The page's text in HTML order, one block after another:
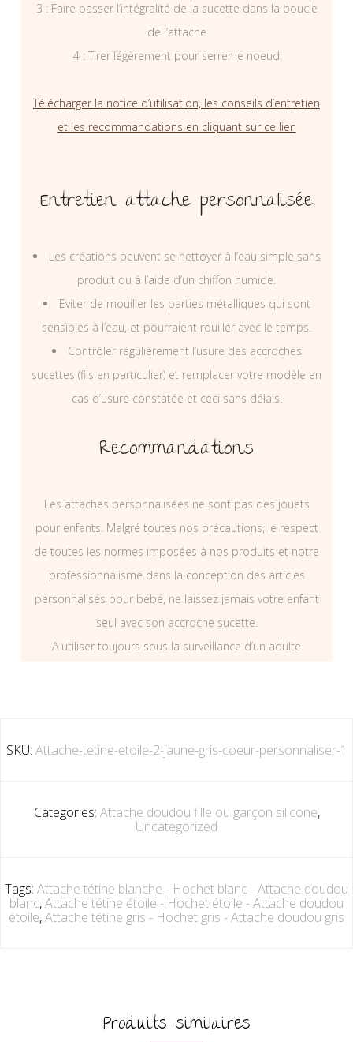
3 : Faire passer l’intégralité de la sucette dans la boucle
de l’attache
4 : Tirer légèrement pour serrer le noeud
Télécharger la notice d’utilisation, les conseils d’entretien
et les recommandations en cliquant sur ce lien
Entretien attache personnalisée
Les créations peuvent se nettoyer à l’eau simple sans
produit ou à l’aide d’un chiffon humide.
Eviter de mouiller les parties métalliques qui sont
sensibles à l’eau, et pourraient rouiller avec le temps.
Contrôler régulièrement l’usure des accroches
sucettes (fils en particulier) et remplacer votre modèle en
cas d’usure constatée et ceci sans délais.
Recommandations
Les attaches personnalisées ne sont pas des jouets
pour enfants. Malgré toutes nos précautions, le respect
de toutes les normes imposées à nos produits et notre
professionnalisme dans la conception des articles
personnalisés pour bébé, ne laissez jamais votre enfant
seul avec son accroche sucette.
A utiliser toujours sous la surveillance d’un adulte
SKU: Attache-tetine-etoile-2-jaune-gris-coeur-personnaliser-1
Categories: Attache doudou fille ou garçon silicone,
Uncategorized
Tags: Attache tétine blanche - Hochet blanc - Attache doudou
blanc,Attache tétine étoile - Hochet étoile - Attache doudou
étoile,Attache tétine gris - Hochet gris - Attache doudou gris
Produits similaires